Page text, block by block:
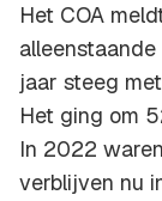
Het COA
jaar steeg
Het ging om
In 2022
verblijven nu